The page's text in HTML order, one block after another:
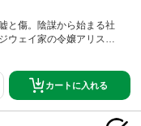
と傷。陰謀から始まる社
ウェイ家の令嬢アリス
美しい完璧な息子を演じ
出会った男はアリスの嘘
かも彼は、リッジウェイ
カートに入れる